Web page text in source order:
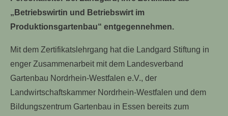
„Betriebswirtin und Betriebswirt im
Produktionsgartenbau“ entgegennehmen.
Mit dem Zertifikatslehrgang hat die Landgard Stiftung in
enger Zusammenarbeit mit dem Landesverband
Gartenbau Nordrhein-Westfalen e.V., der
Landwirtschaftskammer Nordrhein-Westfalen und dem
Bildungszentrum Gartenbau in Essen bereits zum